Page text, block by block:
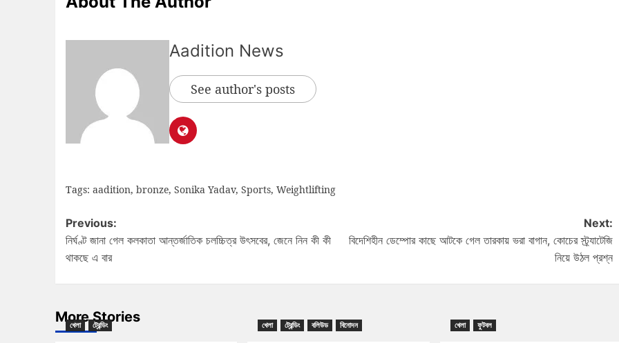
Aadition News
See author's posts
Tags: aadition, bronze, Sonika Yadav, Sports, Weightlifting
Previous:
নির্ঘণ্ট জানা গেল কলকাতা আন্তর্জাতিক চলচ্চিত্র উৎসবের, জেনে নিন কী কী
থাকছে এ বার
Next:
বিদেশিহীন ডেম্পোর কাছে আটকে গেল তারকায় ভরা বাগান, কোচের স্ট্র্যাটেজি
নিয়ে উঠল প্রশ্ন
More Stories
খেলা ট্রেন্ডিং খেলা ট্রেন্ডিং বলিউড বিনোদন খেলা ফুটবল